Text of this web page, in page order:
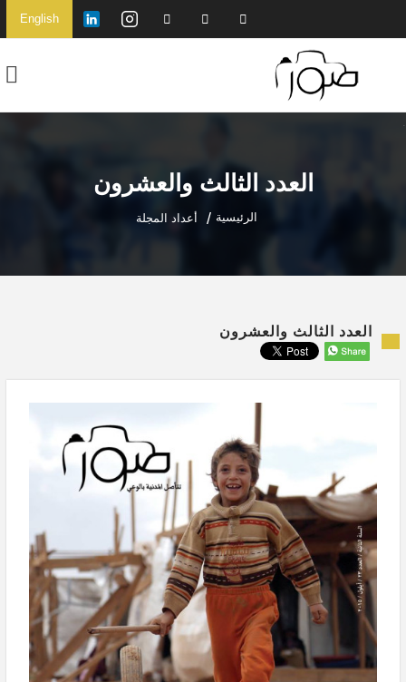
English
العدد الثالث والعشرون
الرئيسية أعداد المجلة
العدد الثالث والعشرون